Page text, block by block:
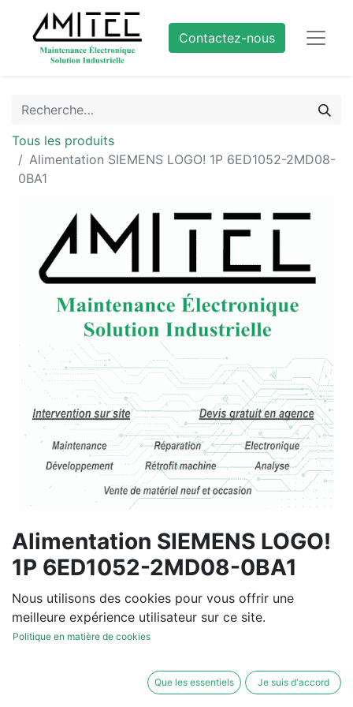
Contactez-nous
Tous les produits
Alimentation SIEMENS LOGO! 1P 6ED1052-2MD08-
0BA1
Alimentation SIEMENS LOGO!
1P 6ED1052-2MD08-0BA1
Vous souhaitez un devis de
réparation ou de vente, un
diagnostic sur site?
Contactez-nous
Nous utilisons des cookies pour vous offrir une
meilleure expérience utilisateur sur ce site.
Politique en matière de cookies
Que les essentiels Je suis d'accord